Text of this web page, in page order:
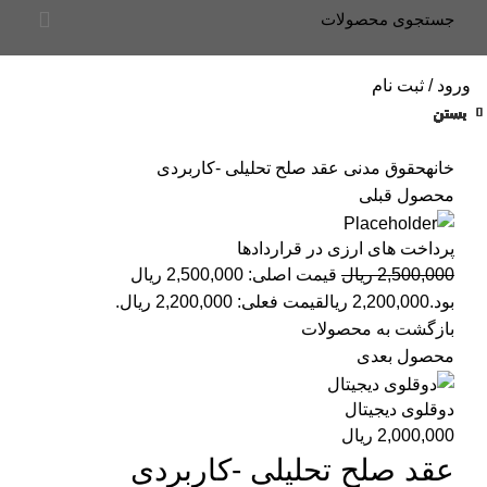
ورود / ثبت نام
خانهحقوق مدنی عقد صلح تحلیلی -کاربردی
محصول قبلی
پرداخت های ارزی در قراردادها
2,500,000 ریال
قیمت اصلی: 2,500,000 ریال
بود.2,200,000 ریالقیمت فعلی: 2,200,000 ریال.
بازگشت به محصولات
محصول بعدی
دوقلوی دیجیتال
2,000,000 ریال
عقد صلح تحلیلی -کاربردی
بستن
بستن
بستن
بستن
بستن
بستن
بستن
بستن
بستن
بستن
بستن
بستن
بستن
بستن
بستن
بستن
بستن
بستن
بستن
بستن